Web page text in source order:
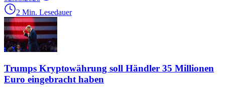
2 Min. Lesedauer
Trumps Kryptowährung soll Händler 35 Millionen
Euro eingebracht haben